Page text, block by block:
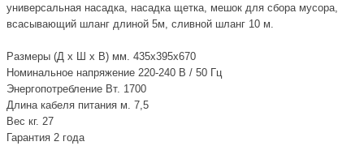
универсальная насадка, насадка щетка, мешок для сбора мусора,
всасывающий шланг длиной 5м, сливной шланг 10 м.
Размеры (Д х Ш х В) мм. 435х395х670
Номинальное напряжение 220-240 В / 50 Гц
Энергопотребление Вт. 1700
Длина кабеля питания м. 7,5
Вес кг. 27
Гарантия 2 года